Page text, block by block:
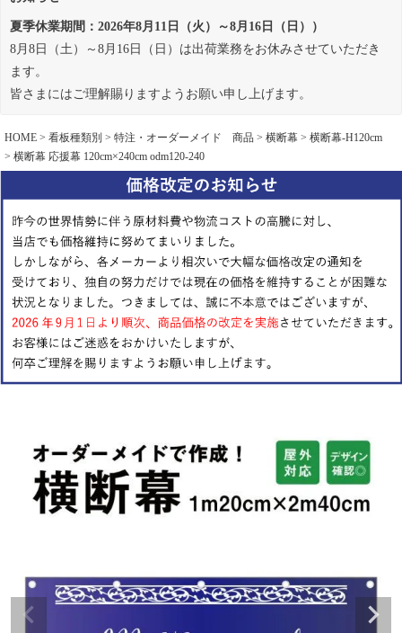
夏季休業期間：2026年8月11日（火）～8月16日（日））
8月8日（土）～8月16日（日）は出荷業務をお休みさせていただき
ます。
皆さまにはご理解賜りますようお願い申し上げます。
HOME 看板種類別 特注・オーダーメイド 商品 横断幕
横断幕-H120cm
横断幕 応援幕 120cm×240cm odm120-240